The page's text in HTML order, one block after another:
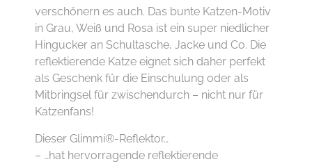
verschönern es auch. Das bunte Katzen-Motiv
in Grau, Weiß und Rosa ist ein super niedlicher
Hingucker an Schultasche, Jacke und Co. Die
reflektierende Katze eignet sich daher perfekt
als Geschenk für die Einschulung oder als
Mitbringsel für zwischendurch – nicht nur für
Katzenfans!
Dieser Glimmi®-Reflektor…
– …hat hervorragende reflektierende